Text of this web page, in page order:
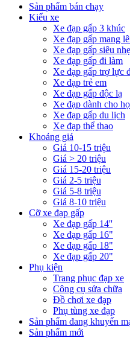
Sản phẩm bán chạy
Kiểu xe
Xe đạp gấp 3 khúc
Xe đạp gấp mang
Xe đạp gấp siêu nhẹ
Xe đạp gấp đi làm
Xe đạp gấp trợ lực
Xe đạp trẻ em
Xe đạp gấp độc lạ
Xe đạp dành cho
Xe đạp gấp du lịch
Xe đạp thể thao
Khoảng giá
Giá 10-15 triệu
Giá > 20 triệu
Giá 15-20 triệu
Giá 2-5 triệu
Giá 5-8 triệu
Giá 8-10 triệu
Cỡ xe đạp gấp
Xe đạp gấp 14''
Xe đạp gấp 16"
Xe đạp gấp 18"
Xe đạp gấp 20"
Phụ kiện
Trang phục đạp xe
Công cụ sửa chữa
Đồ chơi xe đạp
Phụ tùng xe đạp
Sản phẩm đang khuyến
Sản phẩm mới